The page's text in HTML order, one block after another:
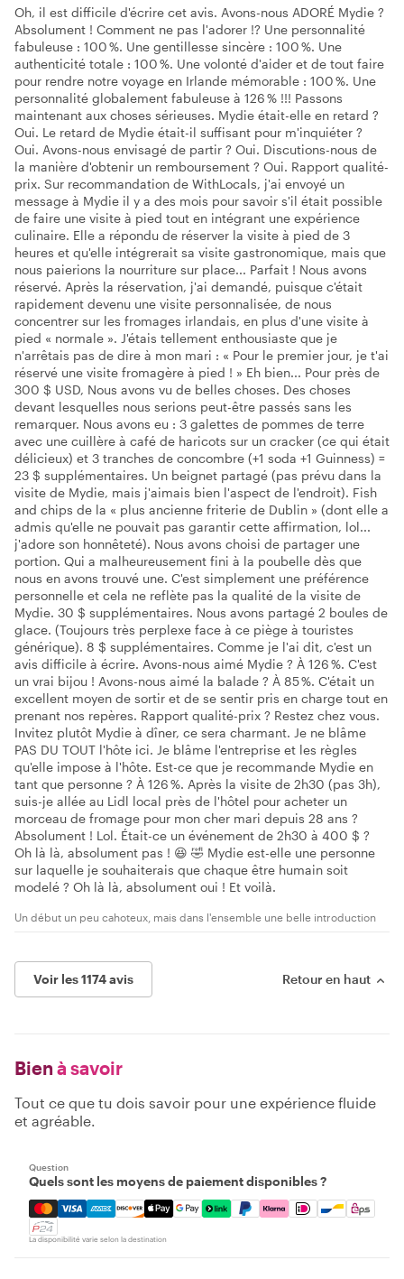
Oh, il est difficile d'écrire cet avis. Avons-nous ADORÉ Mydie ?
Absolument ! Comment ne pas l'adorer !? Une personnalité
fabuleuse : 100 %. Une gentillesse sincère : 100 %. Une
authenticité totale : 100 %. Une volonté d'aider et de tout faire
pour rendre notre voyage en Irlande mémorable : 100 %. Une
personnalité globalement fabuleuse à 126 % !!! Passons
maintenant aux choses sérieuses. Mydie était-elle en retard ?
Oui. Le retard de Mydie était-il suffisant pour m'inquiéter ?
Oui. Avons-nous envisagé de partir ? Oui. Discutions-nous de
la manière d'obtenir un remboursement ? Oui. Rapport qualité-
prix. Sur recommandation de WithLocals, j'ai envoyé un
message à Mydie il y a des mois pour savoir s'il était possible
de faire une visite à pied tout en intégrant une expérience
culinaire. Elle a répondu de réserver la visite à pied de 3
heures et qu'elle intégrerait sa visite gastronomique, mais que
nous paierions la nourriture sur place... Parfait ! Nous avons
réservé. Après la réservation, j'ai demandé, puisque c'était
rapidement devenu une visite personnalisée, de nous
concentrer sur les fromages irlandais, en plus d'une visite à
pied « normale ». J'étais tellement enthousiaste que je
n'arrêtais pas de dire à mon mari : « Pour le premier jour, je t'ai
réservé une visite fromagère à pied ! » Eh bien... Pour près de
300 $ USD, Nous avons vu de belles choses. Des choses
devant lesquelles nous serions peut-être passés sans les
remarquer. Nous avons eu : 3 galettes de pommes de terre
avec une cuillère à café de haricots sur un cracker (ce qui était
délicieux) et 3 tranches de concombre (+1 soda +1 Guinness) =
23 $ supplémentaires. Un beignet partagé (pas prévu dans la
visite de Mydie, mais j'aimais bien l'aspect de l'endroit). Fish
and chips de la « plus ancienne friterie de Dublin » (dont elle a
admis qu'elle ne pouvait pas garantir cette affirmation, lol...
j'adore son honnêteté). Nous avons choisi de partager une
portion. Qui a malheureusement fini à la poubelle dès que
nous en avons trouvé une. C'est simplement une préférence
personnelle et cela ne reflète pas la qualité de la visite de
Mydie. 30 $ supplémentaires. Nous avons partagé 2 boules de
glace. (Toujours très perplexe face à ce piège à touristes
générique). 8 $ supplémentaires. Comme je l'ai dit, c'est un
avis difficile à écrire. Avons-nous aimé Mydie ? À 126 %. C'est
un vrai bijou ! Avons-nous aimé la balade ? À 85 %. C'était un
excellent moyen de sortir et de se sentir pris en charge tout en
prenant nos repères. Rapport qualité-prix ? Restez chez vous.
Invitez plutôt Mydie à dîner, ce sera charmant. Je ne blâme
PAS DU TOUT l'hôte ici. Je blâme l'entreprise et les règles
qu'elle impose à l'hôte. Est-ce que je recommande Mydie en
tant que personne ? À 126 %. Après la visite de 2h30 (pas 3h),
suis-je allée au Lidl local près de l'hôtel pour acheter un
morceau de fromage pour mon cher mari depuis 28 ans ?
Absolument ! Lol. Était-ce un événement de 2h30 à 400 $ ?
Oh là là, absolument pas ! 😆 🤣 Mydie est-elle une personne
sur laquelle je souhaiterais que chaque être humain soit
modelé ? Oh là là, absolument oui ! Et voilà.
Un début un peu cahoteux, mais dans l'ensemble une belle introduction
Voir les 1174 avis Retour en haut
Bien à savoir
Tout ce que tu dois savoir pour une expérience fluide
et agréable.
Question
Quels sont les moyens de paiement disponibles ?
Mastercard, Visa, Amex, Discover, Apple Pay, Google
La disponibilité varie selon la destination